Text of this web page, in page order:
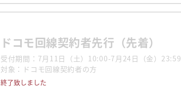
ドコモ回線契約者先行（先着）
受付期間：7月11日（土）10:00-7月24日（金）23:59
対象：ドコモ回線契約者の方
終了致しました